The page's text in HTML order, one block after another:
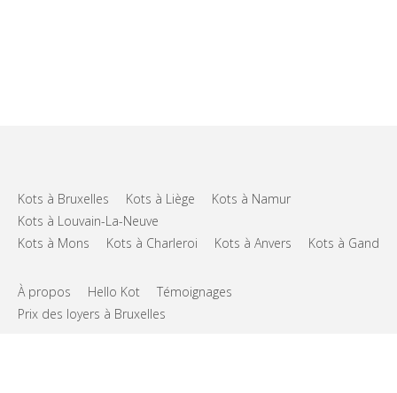
Kots à Bruxelles Kots à Liège
Kots à Namur
Kots à Louvain-La-Neuve
Kots à Mons
Kots à Charleroi Kots à Anvers Kots à Gand
À propos Hello Kot
Témoignages
Prix des loyers à Bruxelles